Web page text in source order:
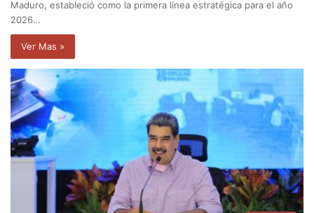
Maduro, estableció como la primera línea estratégica para el año
2026…
Ver Mas »